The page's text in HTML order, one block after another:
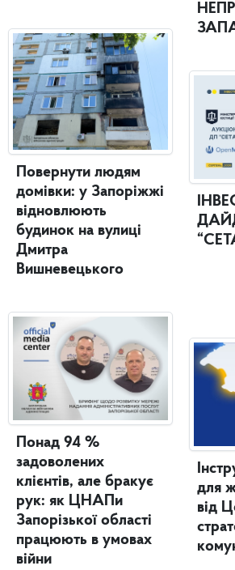
Повернути людям
домівки: у Запоріжжі
відновлюють
будинок на вулиці
Дмитра
Вишневецького
Понад 94 %
задоволених
клієнтів, але бракує
рук: як ЦНАПи
Запорізької області
працюють в умовах
війни
для
від